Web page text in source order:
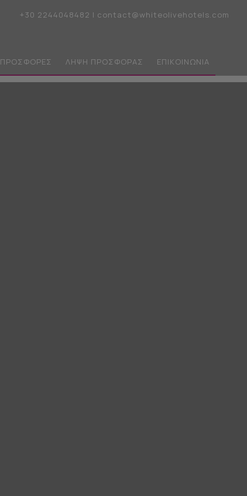
+30 2244048482 | contact@whiteolivehotels.com
ΠΡΟΣΦΟΡΈΣ ΛΉΨΗ ΠΡΟΣΦΟΡΆΣ ΕΠΙΚΟΙΝΩΝΊΑ